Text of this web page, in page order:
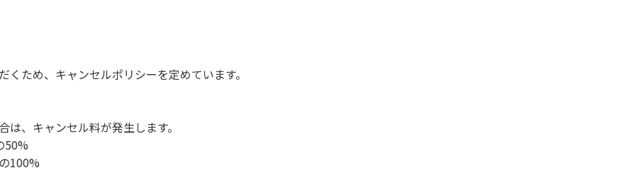
ラオケの使用、夜間の大声での談笑等）や他人に嫌悪感を与えるような行為はお止めください。
ンプファイヤーは禁止します。
び焚き火台の利用後は炭の鎮火の確認をお願いいたします。
い。（タープは１つまで可）
い。（使用済みの炭は専用の捨て場に捨てられます。）
ご利用者間でのトラブルで生じた損害に対しては、一切の責任を負いかねます。
さい。従わない場合は退場していただき、今後の利用をお断りする場合があります。
ため、キャンセルポリシーを定めています。
、キャンセル料が発生します。
50%
100%